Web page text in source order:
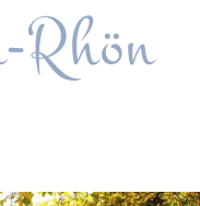
Rhön